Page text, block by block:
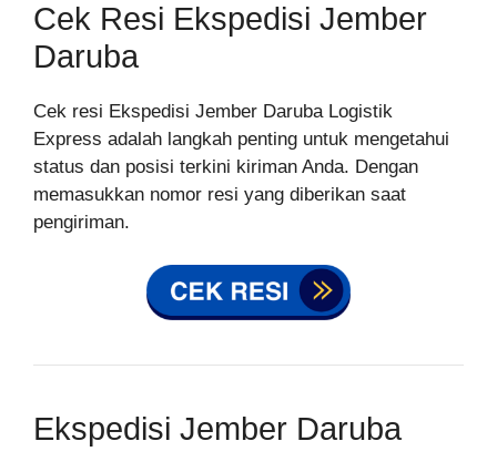
Cek Resi Ekspedisi Jember
Daruba
Cek resi Ekspedisi Jember Daruba Logistik
Express adalah langkah penting untuk mengetahui
status dan posisi terkini kiriman Anda. Dengan
memasukkan nomor resi yang diberikan saat
pengiriman.
Ekspedisi Jember Daruba